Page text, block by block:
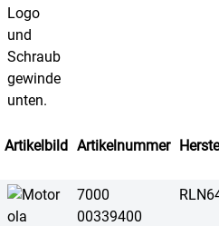
Artikelbild Artikelnummer
7000
00339400